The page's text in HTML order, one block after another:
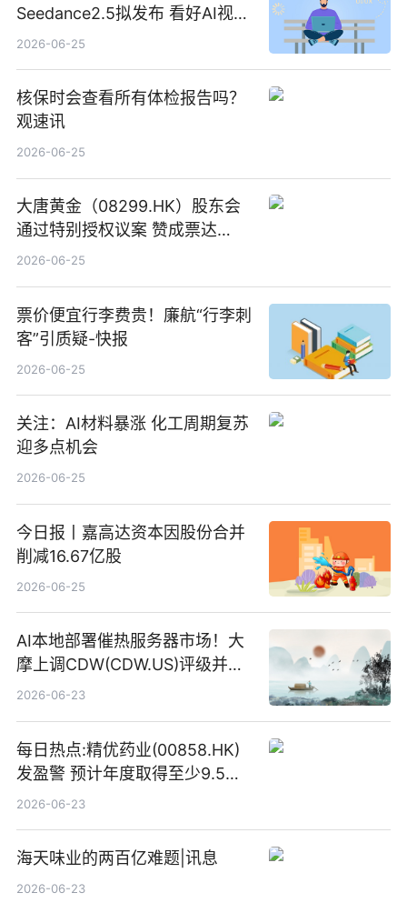
Seedance2.5拟发布 看好AI视频
创作工作流进一步提效
2026-06-25
核保时会查看所有体检报告吗？
观速讯
2026-06-25
大唐黄金（08299.HK）股东会
通过特别授权议案 赞成票达
100%_新动态
2026-06-25
票价便宜行李费贵！廉航“行李刺
客”引质疑-快报
2026-06-25
关注：AI材料暴涨 化工周期复苏
迎多点机会
2026-06-25
今日报丨嘉高达资本因股份合并
削减16.67亿股
2026-06-25
AI本地部署催热服务器市场！大
摩上调CDW(CDW.US)评级并看
高IBM(IBM.US)戴尔(DELL.US)
2026-06-23
每日热点:精优药业(00858.HK)
发盈警 预计年度取得至少9.5亿
港元的亏损 同比盈转亏
2026-06-23
海天味业的两百亿难题|讯息
2026-06-23